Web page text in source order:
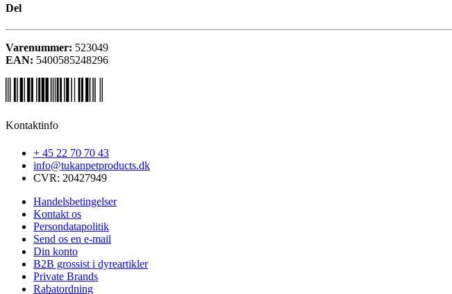
Del
Varenummer: 523049
EAN: 5400585248296
Kontaktinfo
+ 45 22 70 70 43
info@tukanpetproducts.dk
CVR: 20427949
Handelsbetingelser
Kontakt os
Persondatapolitik
Send os en e-mail
Din konto
B2B grossist i dyreartikler
Private Brands
Rabatordning